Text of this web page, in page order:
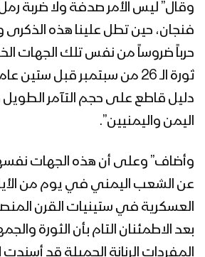
وقال” ليس الأمر صدفة ولا ضربة
فنجان، حين تطل علينا هذه الذكرى
حرباً ضروساً من نفس تلك الجهات
ثورة الـ 26 من سبتمبر قبل ستين
دليل قاطع على حجم التآمر الطويل
اليمن واليمنيين”.
وأضاف” وعلى أن هذه الجهات نفسها
عن الشعب اليمني في يوم من
العسكرية في ستينيات القرن
بعد الاطمئنان التام بأن الثورة
المفردات الرنانة الجميلة قد